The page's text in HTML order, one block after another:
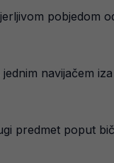
pobjedom
navijačem
predmet poput